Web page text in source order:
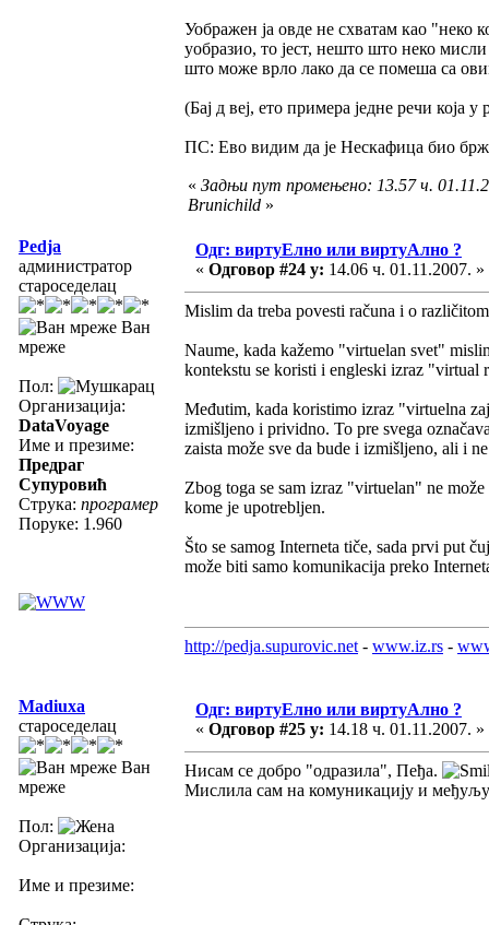
Уображен ја овде не схватам као "неко
уобразио, то јест, нешто што неко
што може врло лако да се помеша са
(Бај д веј, ето примера једне речи која
ПС: Ево видим да је Нескафица био
« Задњи пут промењено: 13.57 ч.
Brunichild »
Pedja
администратор
староседелац
Ван
мреже
Пол:
Организација:
DataVoyage
Име и презиме:
Предраг
Супуровић
Струка: програмер
Поруке: 1.960
Одг: виртуЕлно или виртуАлно ?
« Одговор #24 у: 14.06 ч. 01.11.2007. »
Mislim da treba povesti računa i o
Naume, kada kažemo "virtuelan svet"
kontekstu se koristi i engleski izraz "virtual
Međutim, kada koristimo izraz "virtuelna
izmišljeno i prividno. To pre svega
zaista može sve da bude i izmišljeno, ali i
Zbog toga se sam izraz "virtuelan" ne
kome je upotrebljen.
Što se samog Interneta tiče, sada prvi put
može biti samo komunikacija preko
http://pedja.supurovic.net - www.iz.rs -
Madiuxa
староседелац
Ван
мреже
Пол:
Организација:
Име и презиме:
Одг: виртуЕлно или виртуАлно ?
« Одговор #25 у: 14.18 ч. 01.11.2007. »
Нисам се добро "одразила", Пеђа.
Мислила сам на комуникацију и